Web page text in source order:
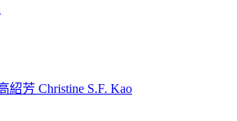
紹芳 Christine S.F. Kao